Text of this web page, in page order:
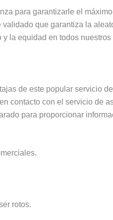
para garantizarle el
que garantiza la
la equidad en todos nuestros
de este popular servicio
contacto con el servicio de
para proporcionar
rotos.